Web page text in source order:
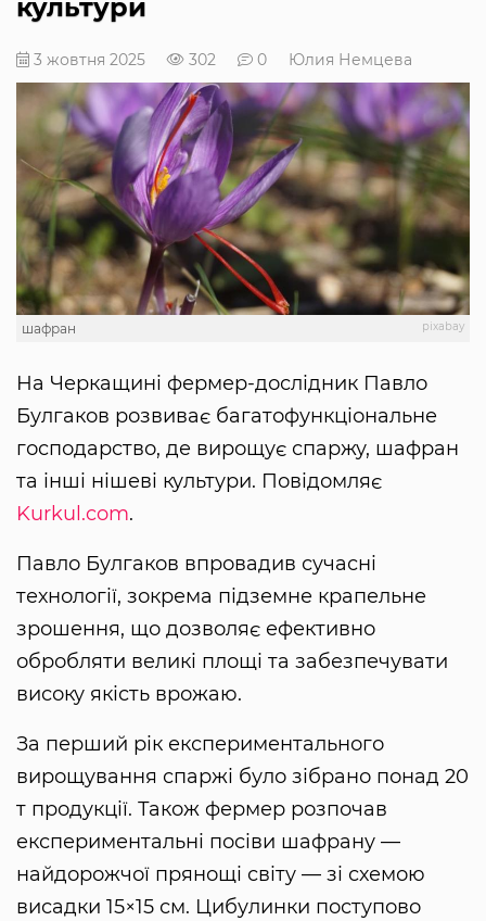
культури
3 жовтня 2025 302 0 Юлия Немцева
pixabay
шафран
На Черкащині фермер-дослідник Павло
Булгаков розвиває багатофункціональне
господарство, де вирощує спаржу, шафран
та інші нішеві культури. Повідомляє
Kurkul.com.
Павло Булгаков впровадив сучасні
технології, зокрема підземне крапельне
зрошення, що дозволяє ефективно
обробляти великі площі та забезпечувати
високу якість врожаю.
За перший рік експериментального
вирощування спаржі було зібрано понад 20
т продукції. Також фермер розпочав
експериментальні посіви шафрану —
найдорожчої прянощі світу — зі схемою
висадки 15×15 см. Цибулинки поступово